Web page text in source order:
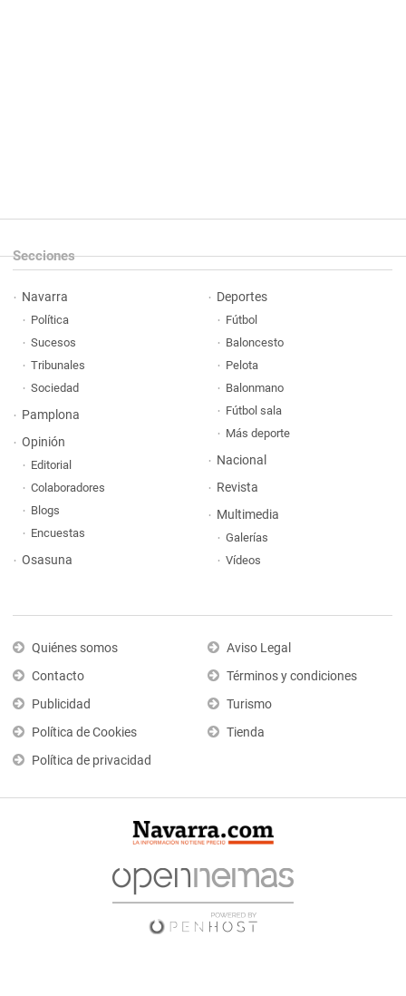
Secciones
Navarra
Política
Sucesos
Tribunales
Sociedad
Pamplona
Opinión
Editorial
Colaboradores
Blogs
Encuestas
Osasuna
Deportes
Fútbol
Baloncesto
Pelota
Balonmano
Fútbol sala
Más deporte
Nacional
Revista
Multimedia
Galerías
Vídeos
Quiénes somos
Contacto
Publicidad
Política de Cookies
Política de privacidad
Aviso Legal
Términos y condiciones
Turismo
Tienda